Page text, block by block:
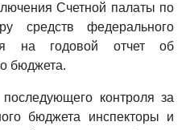
Счетной палаты по
средств федерального
на годовой отчет об
бюджета.
контроля за
бюджета инспекторы и